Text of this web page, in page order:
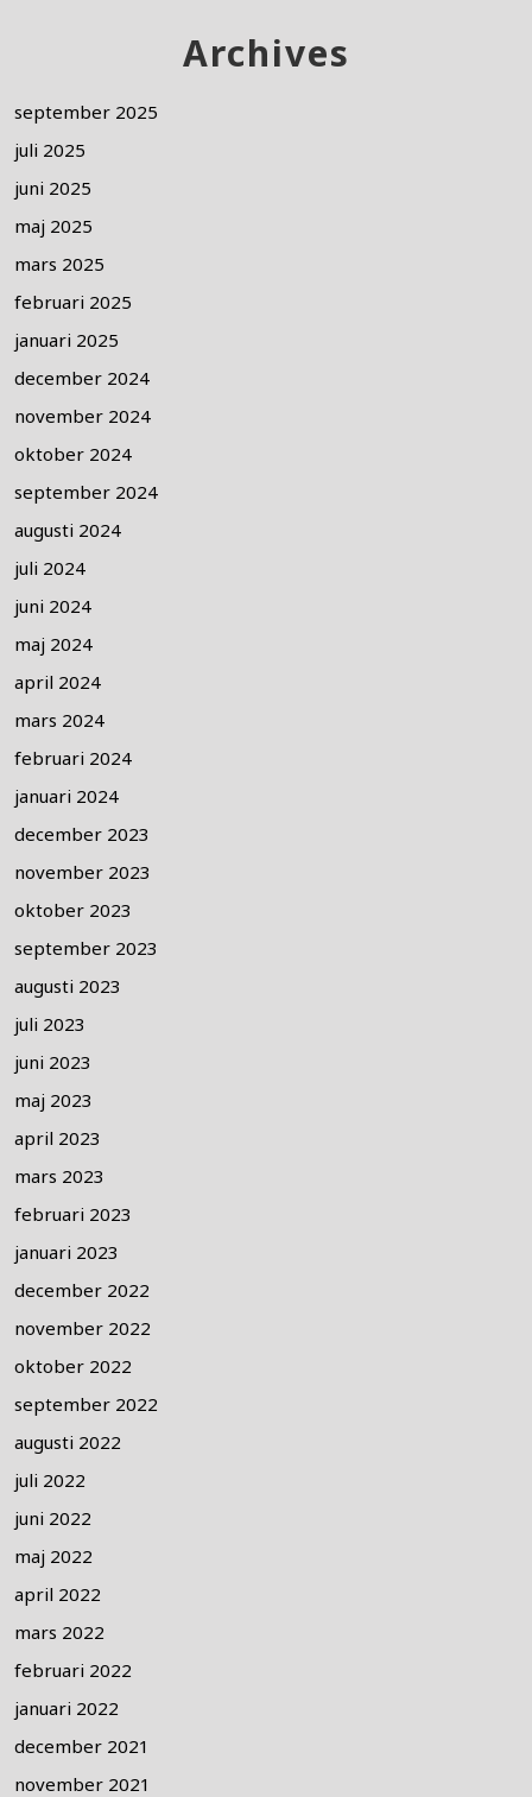
Archives
september 2025
juli 2025
juni 2025
maj 2025
mars 2025
februari 2025
januari 2025
december 2024
november 2024
oktober 2024
september 2024
augusti 2024
juli 2024
juni 2024
maj 2024
april 2024
mars 2024
februari 2024
januari 2024
december 2023
november 2023
oktober 2023
september 2023
augusti 2023
juli 2023
juni 2023
maj 2023
april 2023
mars 2023
februari 2023
januari 2023
december 2022
november 2022
oktober 2022
september 2022
augusti 2022
juli 2022
juni 2022
maj 2022
april 2022
mars 2022
februari 2022
januari 2022
december 2021
november 2021